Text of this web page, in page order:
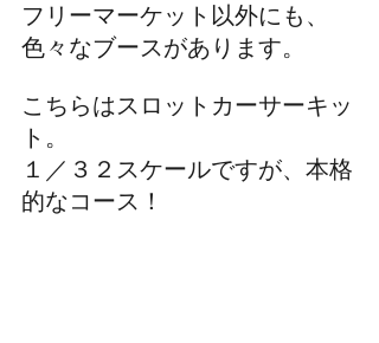
フリーマーケット以外にも、
色々なブースがあります。
こちらはスロットカーサーキッ
ト。
１／３２スケールですが、本格
的なコース！